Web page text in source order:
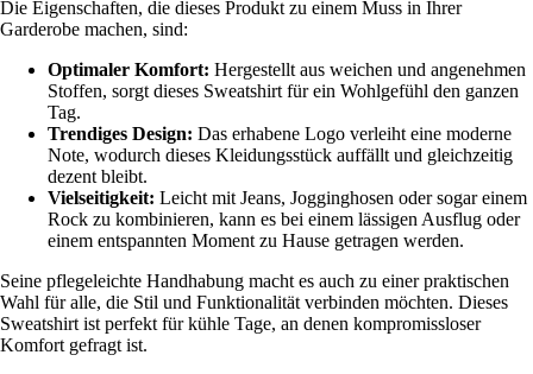
Die Eigenschaften, die dieses Produkt zu einem Muss in Ihrer
Garderobe machen, sind:
Optimaler Komfort: Hergestellt aus weichen und angenehmen
Stoffen, sorgt dieses Sweatshirt für ein Wohlgefühl den ganzen
Tag.
Trendiges Design: Das erhabene Logo verleiht eine moderne
Note, wodurch dieses Kleidungsstück auffällt und gleichzeitig
dezent bleibt.
Vielseitigkeit: Leicht mit Jeans, Jogginghosen oder sogar einem
Rock zu kombinieren, kann es bei einem lässigen Ausflug oder
einem entspannten Moment zu Hause getragen werden.
Seine pflegeleichte Handhabung macht es auch zu einer praktischen
Wahl für alle, die Stil und Funktionalität verbinden möchten. Dieses
Sweatshirt ist perfekt für kühle Tage, an denen kompromissloser
Komfort gefragt ist.